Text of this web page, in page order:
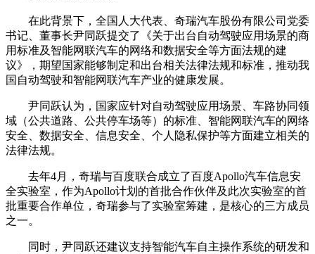
在此背景下，全国人大代表、奇瑞汽车股份有限公司党委
书记、董事长尹同跃提交了《关于出台自动驾驶应用场景的商
用标准及智能网联汽车的网络和数据安全等方面法规的建
议》，期望国家能够制定和出台相关法律法规和标准，推动我
国自动驾驶和智能网联汽车产业的健康发展。
尹同跃认为，国家应针对自动驾驶应用场景、车路协同领
域（公共道路、公共停车场等）的标准、智能网联汽车的网络
安全、数据安全、信息安全、个人隐私保护等方面建立相关的
法律法规。
去年4月，奇瑞与百度联合成立了百度Apollo汽车信息安
全实验室，作为Apollo计划的首批合作伙伴及此次实验室的首
批重要合作单位，奇瑞参与了实验室筹建，是核心的三方成员
之一。
同时，尹同跃还建议支持智能汽车自主操作系统的研发和